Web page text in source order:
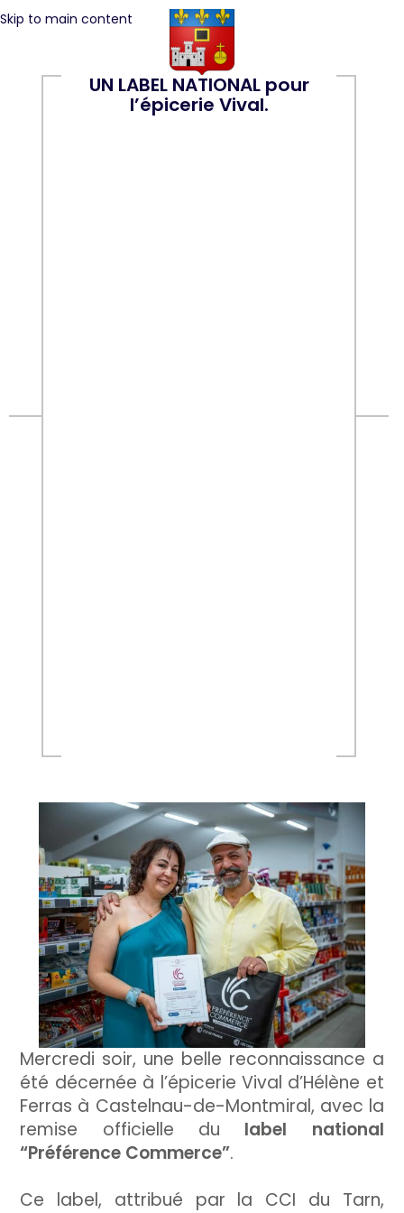
Skip to main content
UN LABEL NATIONAL pour
l’épicerie Vival.
Mercredi soir, une belle reconnaissance a
été décernée à l’épicerie Vival d’Hélène et
Ferras à Castelnau-de-Montmiral, avec la
remise officielle du label national
“Préférence Commerce”.
Ce label, attribué par la CCI du Tarn,